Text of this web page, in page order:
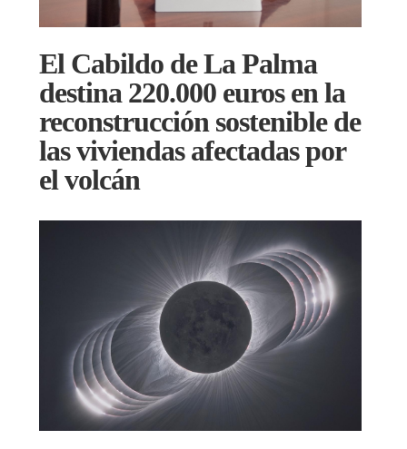
El Cabildo de La Palma
destina 220.000 euros en la
reconstrucción sostenible de
las viviendas afectadas por
el volcán